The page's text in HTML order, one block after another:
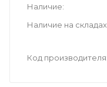
Наличие
Наличие на складах
Код производителя